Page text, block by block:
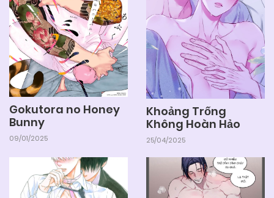
Gokutora no Honey
Bunny
09/01/2025
Khoảng Trống
Không Hoàn Hảo
25/04/2025